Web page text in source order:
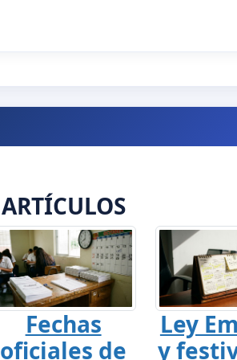
ARTÍCULOS
Fechas
oficiales de
Ley
y